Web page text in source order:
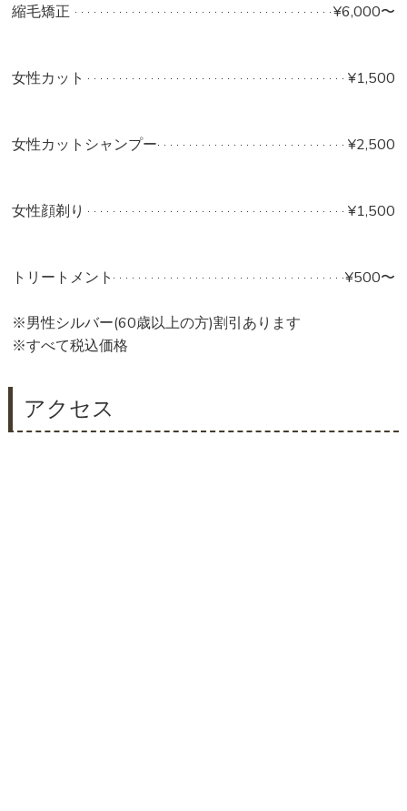
縮毛矯正 ¥6,000〜
女性カット ¥1,500
女性カットシャンプー ¥2,500
女性顔剃り ¥1,500
トリートメント ¥500〜
※男性シルバー(60歳以上の方)割引あります
※すべて税込価格
アクセス